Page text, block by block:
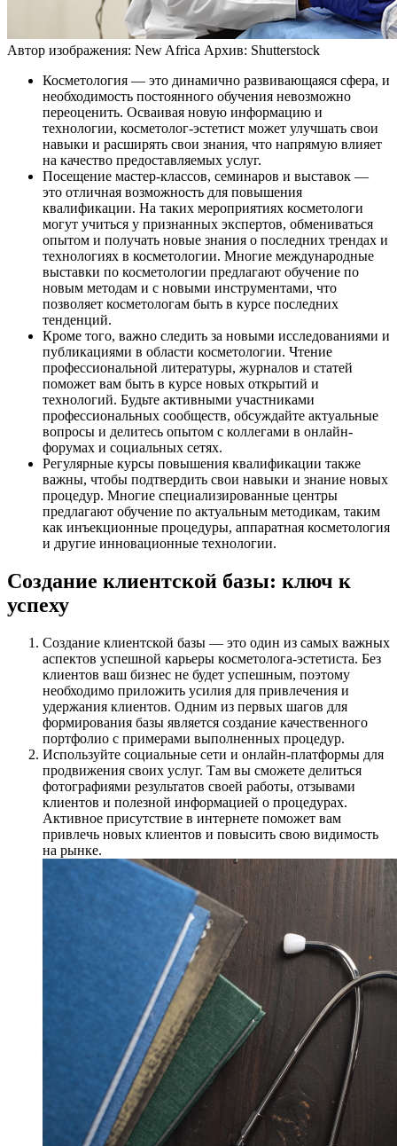
Автор изображения: New Africa Архив: Shutterstock
Косметология — это динамично развивающаяся сфера, и
необходимость постоянного обучения невозможно
переоценить. Осваивая новую информацию и
технологии, косметолог-эстетист может улучшать свои
навыки и расширять свои знания, что напрямую влияет
на качество предоставляемых услуг.
Посещение мастер-классов, семинаров и выставок —
это отличная возможность для повышения
квалификации. На таких мероприятиях косметологи
могут учиться у признанных экспертов, обмениваться
опытом и получать новые знания о последних трендах и
технологиях в косметологии. Многие международные
выставки по косметологии предлагают обучение по
новым методам и с новыми инструментами, что
позволяет косметологам быть в курсе последних
тенденций.
Кроме того, важно следить за новыми исследованиями и
публикациями в области косметологии. Чтение
профессиональной литературы, журналов и статей
поможет вам быть в курсе новых открытий и
технологий. Будьте активными участниками
профессиональных сообществ, обсуждайте актуальные
вопросы и делитесь опытом с коллегами в онлайн-
форумах и социальных сетях.
Регулярные курсы повышения квалификации также
важны, чтобы подтвердить свои навыки и знание новых
процедур. Многие специализированные центры
предлагают обучение по актуальным методикам, таким
как инъекционные процедуры, аппаратная косметология
и другие инновационные технологии.
Создание клиентской базы: ключ к
успеху
Создание клиентской базы — это один из самых важных
аспектов успешной карьеры косметолога-эстетиста. Без
клиентов ваш бизнес не будет успешным, поэтому
необходимо приложить усилия для привлечения и
удержания клиентов. Одним из первых шагов для
формирования базы является создание качественного
портфолио с примерами выполненных процедур.
Используйте социальные сети и онлайн-платформы для
продвижения своих услуг. Там вы сможете делиться
фотографиями результатов своей работы, отзывами
клиентов и полезной информацией о процедурах.
Активное присутствие в интернете поможет вам
привлечь новых клиентов и повысить свою видимость
на рынке.